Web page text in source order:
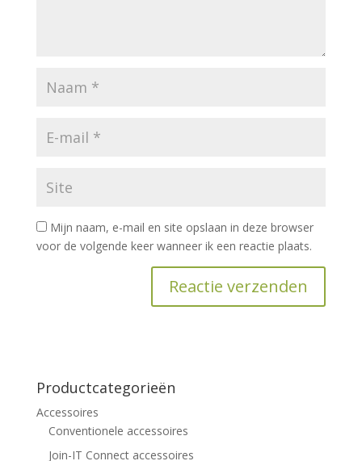
Mijn naam, e-mail en site opslaan in deze browser
voor de volgende keer wanneer ik een reactie plaats.
Productcategorieën
Accessoires
Conventionele accessoires
Join-IT Connect accessoires